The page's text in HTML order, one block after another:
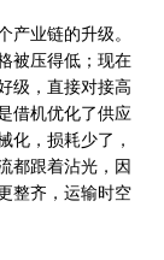
产业链的升级。
被压得低；现在
级，直接对接高
借机优化了供应
，损耗少了，
都跟着沾光，因
整齐，运输时空